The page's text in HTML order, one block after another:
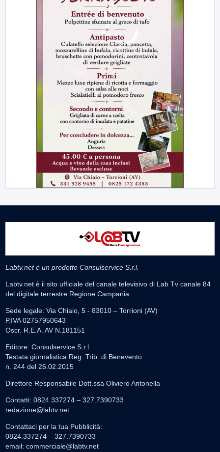
Labtv.net è un prodotto Consulservice S.r.l.
Labtv.net è il sito ufficiale del canale televisivo di Lab Tv canale 84
del digitale terrestre Regione Campania
Sede legale: Via Chiaio, 5 - 83010 – Torrioni (AV)
P.IVA 02757950643
Oscr. R.E.A. AV N.181151
Editore: Consulservice S.r.l.
Testata giornalistica Reg. Trib. di Benevento
n. 244 del 26.02.2015
Direttore Responsabile Dott.ssa Oliviero Antonella
Contatti: 0824.337274 – 327.7390733
redazione@labtv.net
Contattaci per la tua Pubblicità:
0824.337274 – 327.7390733
email: commerciale@labtv.net